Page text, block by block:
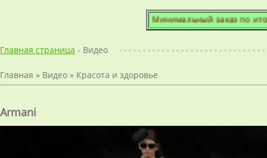
Минимальный заказ по
Главная страница - Видео
Главная » Видео » Красота и здоровье
Armani